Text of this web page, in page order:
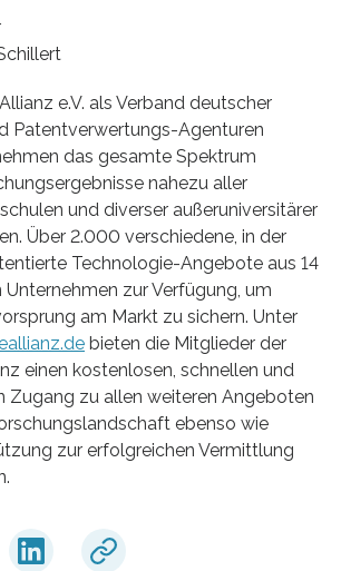
e.V. als Verband deutscher
Patentverwertungs-Agenturen
das gesamte Spektrum
nahezu aller
und diverser außeruniversitärer
Über 2.000 verschiedene, in der
Technologie-Angebote aus 14
Unternehmen zur Verfügung, um
am Markt zu sichern. Unter
bieten die Mitglieder der
einen kostenlosen, schnellen und
Zugang zu allen weiteren Angeboten
ebenso wie
zur erfolgreichen Vermittlung